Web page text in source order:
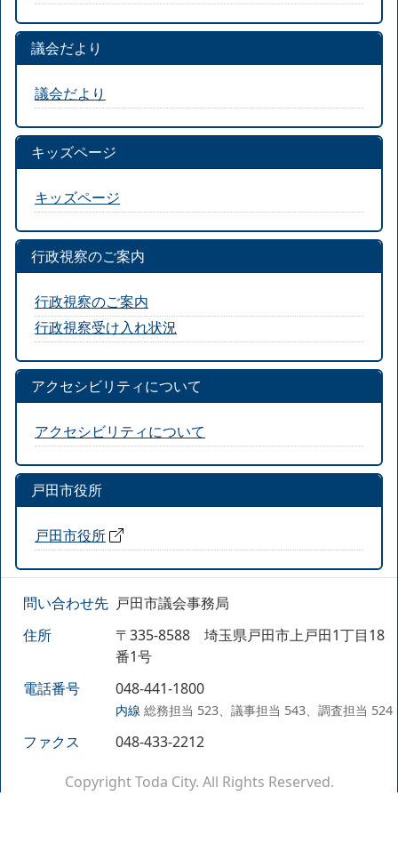
議会だより
議会だより
キッズページ
キッズページ
行政視察のご案内
行政視察のご案内
行政視察受け入れ状況
アクセシビリティについて
アクセシビリティについて
戸田市役所
戸田市役所
問い合わせ先 戸田市議会事務局
住所
〒335-8588 埼玉県戸田市上戸田1丁目18
番1号
電話番号
048-441-1800
内線 総務担当 523、議事担当 543、調査担当 524
ファクス 048-433-2212
Copyright Toda City. All Rights Reserved.